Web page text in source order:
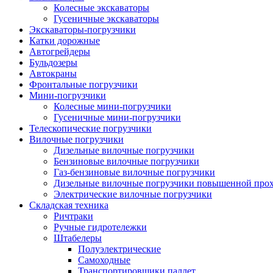
Колесные экскаваторы
Гусеничные экскаваторы
Экскаваторы-погрузчики
Катки дорожные
Автогрейдеры
Бульдозеры
Автокраны
Фронтальные погрузчики
Мини-погрузчики
Колесные мини-погрузчики
Гусеничные мини-погрузчики
Телескопические погрузчики
Вилочные погрузчики
Дизельные вилочные погрузчики
Бензиновые вилочные погрузчики
Газ-бензиновые вилочные погрузчики
Дизельные вилочные погрузчики повышенной
Электрические вилочные погрузчики
Складская техника
Ричтраки
Ручные гидротележки
Штабелеры
Полуэлектрические
Самоходные
Транспортировщики паллет